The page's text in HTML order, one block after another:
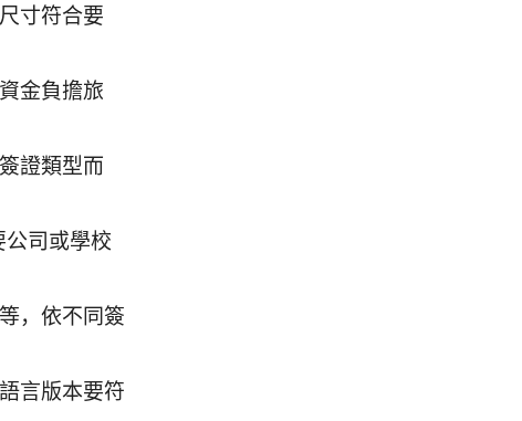
寸符合要
金負擔旅
證類型而
司或學校
，依不同簽
言版本要符